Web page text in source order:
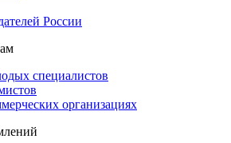
России
специалистов
организациях